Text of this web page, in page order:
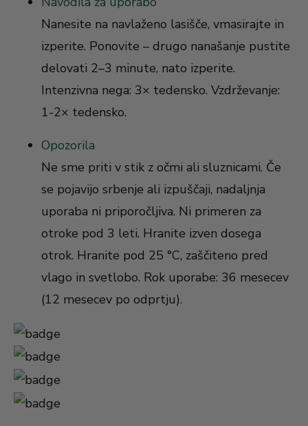
Nanesite na navlaženo lasišče, vmasirajte in
izperite. Ponovite – drugo nanašanje pustite
delovati 2–3 minute, nato izperite.
Intenzivna nega: 3× tedensko. Vzdrževanje:
1-2× tedensko.
Opozorila
Ne sme priti v stik z očmi ali sluznicami. Če
se pojavijo srbenje ali izpuščaji, nadaljnja
uporaba ni priporočljiva. Ni primeren za
otroke pod 3 leti. Hranite izven dosega
otrok. Hranite pod 25 °C, zaščiteno pred
vlago in svetlobo. Rok uporabe: 36 mesecev
(12 mesecev po odprtju).